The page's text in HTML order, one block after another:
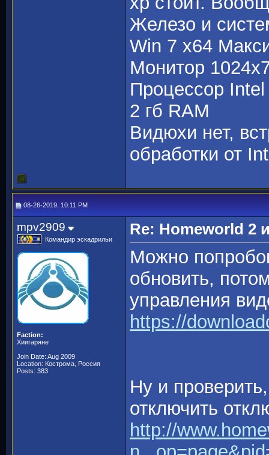
Железо и
Win 7 x64
Монитор
Процессор
2 гб RAM
Видюхи нет,
обработки от
08-26-2019, 10:11 PM
mpv2909
Командир эскадрильи
Faction:
Хиигаряне
Join Date: Aug 2009
Location: Кострома, Россия
Posts: 383
Re: Homeworld 2
Можно
обновить,
управления
https://
Ну и
отключить
http://